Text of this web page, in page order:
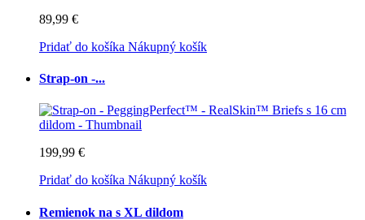
89,99 €
Pridať do košíka Nákupný košík
Strap-on -...
199,99 €
Pridať do košíka Nákupný košík
Remienok na s XL dildom